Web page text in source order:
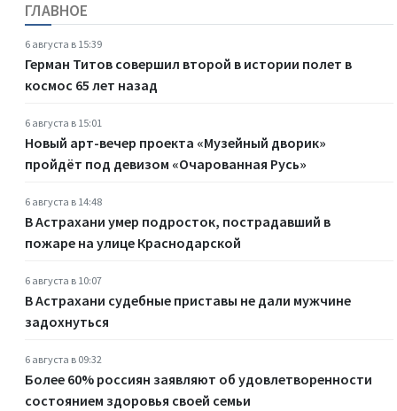
ГЛАВНОЕ
6 августа в 15:39
Герман Титов совершил второй в истории полет в
космос 65 лет назад
6 августа в 15:01
Новый арт-вечер проекта «Музейный дворик»
пройдёт под девизом «Очарованная Русь»
6 августа в 14:48
В Астрахани умер подросток, пострадавший в
пожаре на улице Краснодарской
6 августа в 10:07
В Астрахани судебные приставы не дали мужчине
задохнуться
6 августа в 09:32
Более 60% россиян заявляют об удовлетворенности
состоянием здоровья своей семьи